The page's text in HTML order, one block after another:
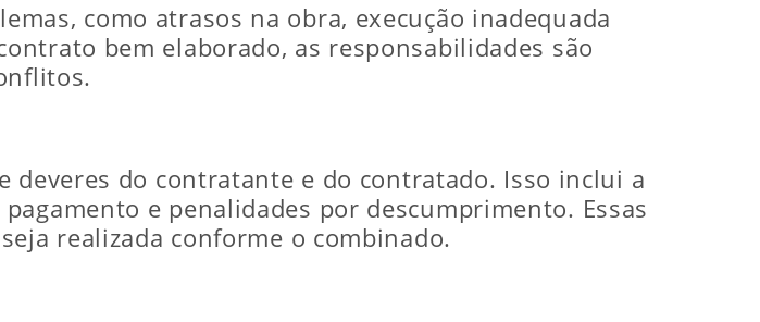
como atrasos na obra, execução inadequada
bem elaborado, as responsabilidades são
do contratante e do contratado. Isso inclui a
e penalidades por descumprimento. Essas
realizada conforme o combinado.